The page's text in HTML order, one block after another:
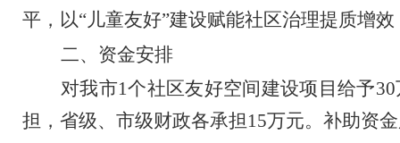
平，以“儿童友好”建设赋能社区治理提质增效
二、资金安排
对我市1个社区友好空间建设项目给予30
担，省级、市级财政各承担 15万元。补助资